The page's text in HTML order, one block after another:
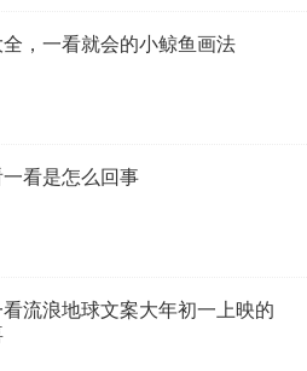
，一看就会的小鲸鱼画法
看是怎么回事
流浪地球文案大年初一上映的